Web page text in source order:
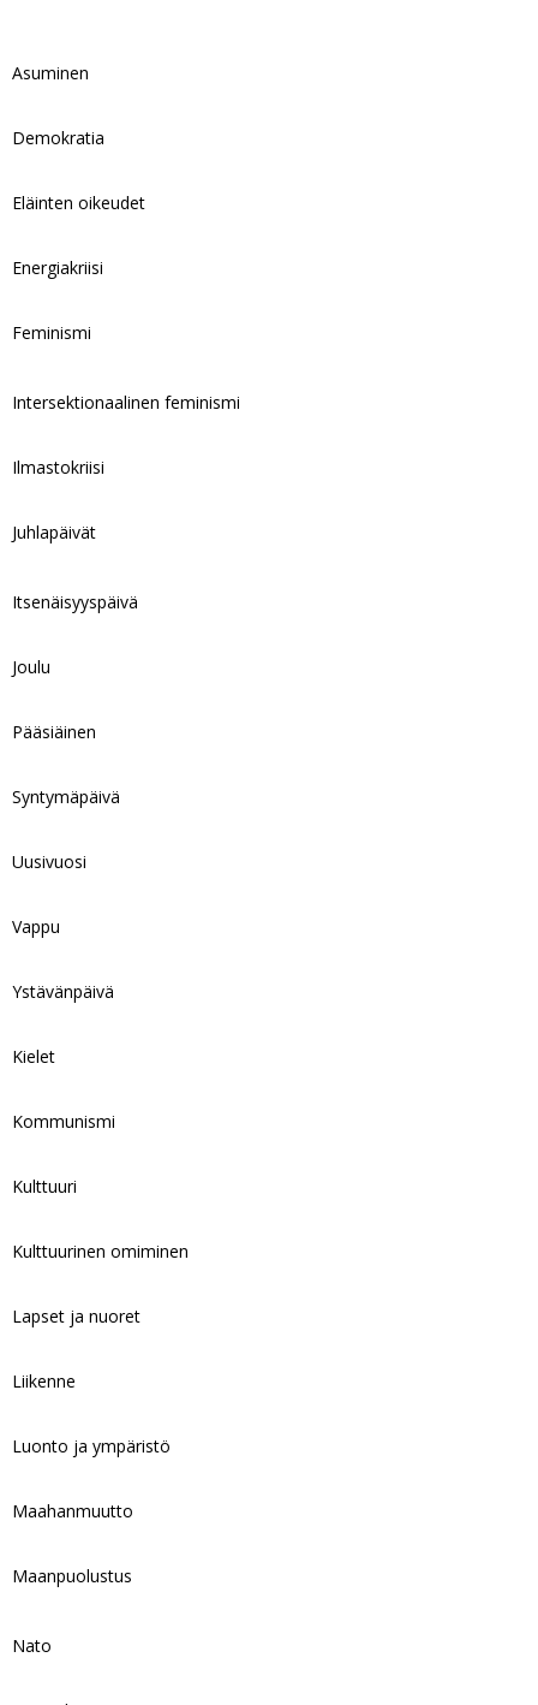
Asuminen
Demokratia
Eläinten oikeudet
Energiakriisi
Feminismi
Intersektionaalinen feminismi
Ilmastokriisi
Juhlapäivät
Itsenäisyyspäivä
Joulu
Pääsiäinen
Syntymäpäivä
Uusivuosi
Vappu
Ystävänpäivä
Kielet
Kommunismi
Kulttuuri
Kulttuurinen omiminen
Lapset ja nuoret
Liikenne
Luonto ja ympäristö
Maahanmuutto
Maanpuolustus
Nato